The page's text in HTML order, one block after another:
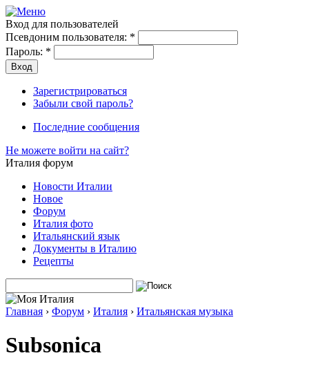
Вход для пользователей
Псевдоним пользователя: *
Пароль: *
Зарегистрироваться
Забыли свой пароль?
Последние сообщения
Не можете войти на сайт?
Италия форум
Новости Италии
Новое
Форум
Италия фото
Итальянский язык
Документы в Италию
Рецепты
Главная › Форум › Италия › Итальянская музыка
Subsonica